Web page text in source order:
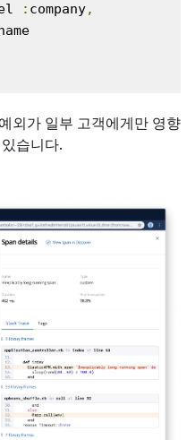
: company,
외가 일부 고객에게만 영향
습니다.